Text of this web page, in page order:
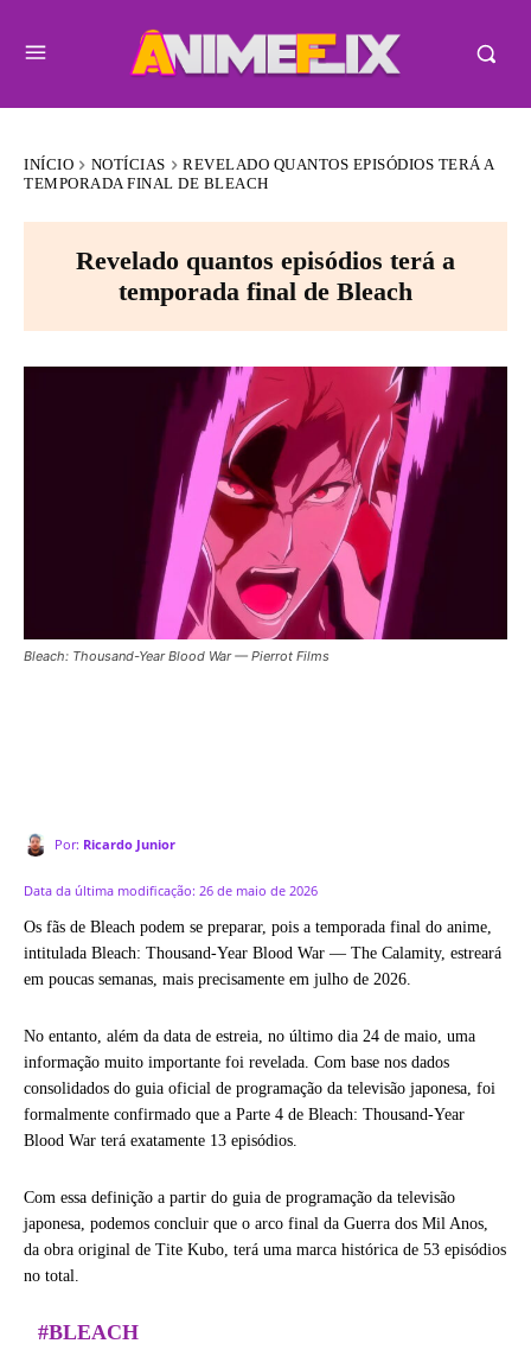
INÍCIO NOTÍCIAS
REVELADO QUANTOS EPISÓDIOS TERÁ A
TEMPORADA FINAL DE BLEACH
Revelado quantos episódios terá a
temporada final de Bleach
Bleach: Thousand-Year Blood War — Pierrot Films
Por: Ricardo Junior
Data da última modificação: 26 de maio de 2026
Os fãs de Bleach podem se preparar, pois a temporada final do anime,
intitulada Bleach: Thousand-Year Blood War — The Calamity, estreará
em poucas semanas, mais precisamente em julho de 2026.
No entanto, além da data de estreia, no último dia 24 de maio, uma
informação muito importante foi revelada. Com base nos dados
consolidados do guia oficial de programação da televisão japonesa, foi
formalmente confirmado que a Parte 4 de Bleach: Thousand-Year
Blood War terá exatamente 13 episódios.
Com essa definição a partir do guia de programação da televisão
japonesa, podemos concluir que o arco final da Guerra dos Mil Anos,
da obra original de Tite Kubo, terá uma marca histórica de 53 episódios
no total.
#BLEACH